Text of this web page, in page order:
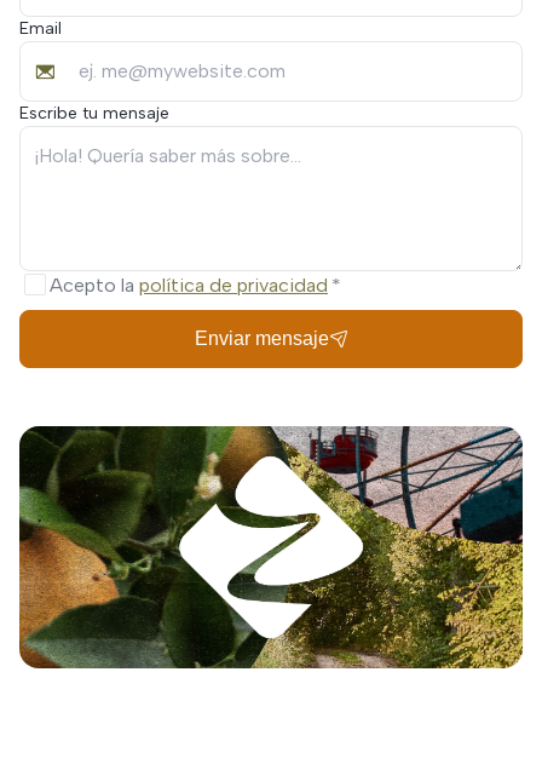
Email
Escribe tu mensaje
Acepto la política de privacidad
Enviar mensaje